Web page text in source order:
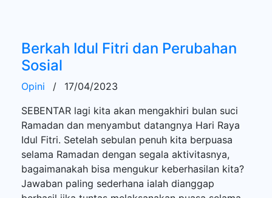
Berkah Idul Fitri dan Perubahan
Sosial
Opini /
17/04/2023
SEBENTAR lagi kita akan mengakhiri bulan suci
Ramadan dan menyambut datangnya Hari Raya
Idul Fitri. Setelah sebulan penuh kita berpuasa
selama Ramadan dengan segala aktivitasnya,
bagaimanakah bisa mengukur keberhasilan kita?
Jawaban paling sederhana ialah dianggap